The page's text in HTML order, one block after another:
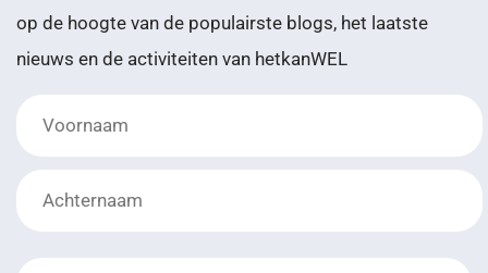
op de hoogte van de populairste blogs, het laatste
nieuws en de activiteiten van hetkanWEL